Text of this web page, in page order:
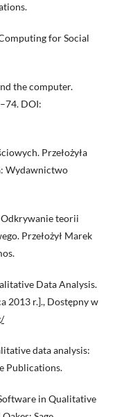
for Social
the computer.
DOI:
Przełożyła
Wydawnictwo
Odkrywanie teorii
Przełożył Marek
Data Analysis.
2013 r.]., Dostępny w
data analysis:
Publications.
in Qualitative